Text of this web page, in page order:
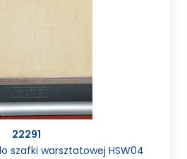
22291
szafki warsztatowej HSW04